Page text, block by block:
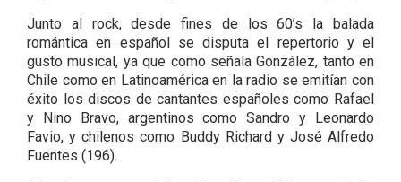
Junto al rock, desde fines de los 60’s la balada
romántica en español se disputa el repertorio y el
gusto musical, ya que como señala González, tanto en
Chile como en Latinoamérica en la radio se emitían con
éxito los discos de cantantes españoles como Rafael
y Nino Bravo, argentinos como Sandro y Leonardo
Favio, y chilenos como Buddy Richard y José Alfredo
Fuentes (196).